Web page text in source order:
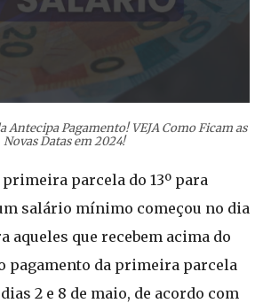
Antecipa Pagamento! VEJA Como Ficam as
Novas Datas em 2024!
parcela do 13º para
salário mínimo começou no dia
aqueles que recebem acima do
pagamento da primeira parcela
2 e 8 de maio, de acordo com